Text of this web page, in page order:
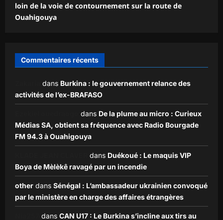
loin de la voie de contournement sur la route de
Ouahigouya
Commentaires récents
dans Burkina : le gouvernement relance des
activités de l’ex-BRAFASO
dans De la plume au micro : Curieux
Médias SA, obtient sa fréquence avec Radio Bourgade
FM 94.3 à Ouahigouya
dans Duékoué : Le maquis VIP
Boya de Mèlèkê ravagé par un incendie
other dans Sénégal : L’ambassadeur ukrainien convoqué
par le ministère en charge des affaires étrangères
dans CAN U17 : Le Burkina s’incline aux tirs au